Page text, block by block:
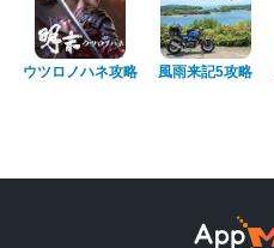
ウツロノハネ攻略 風雨来記5攻略